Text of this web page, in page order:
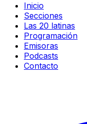
Inicio
Secciones
Las 20 latinas
Programación
Emisoras
Podcasts
Contacto